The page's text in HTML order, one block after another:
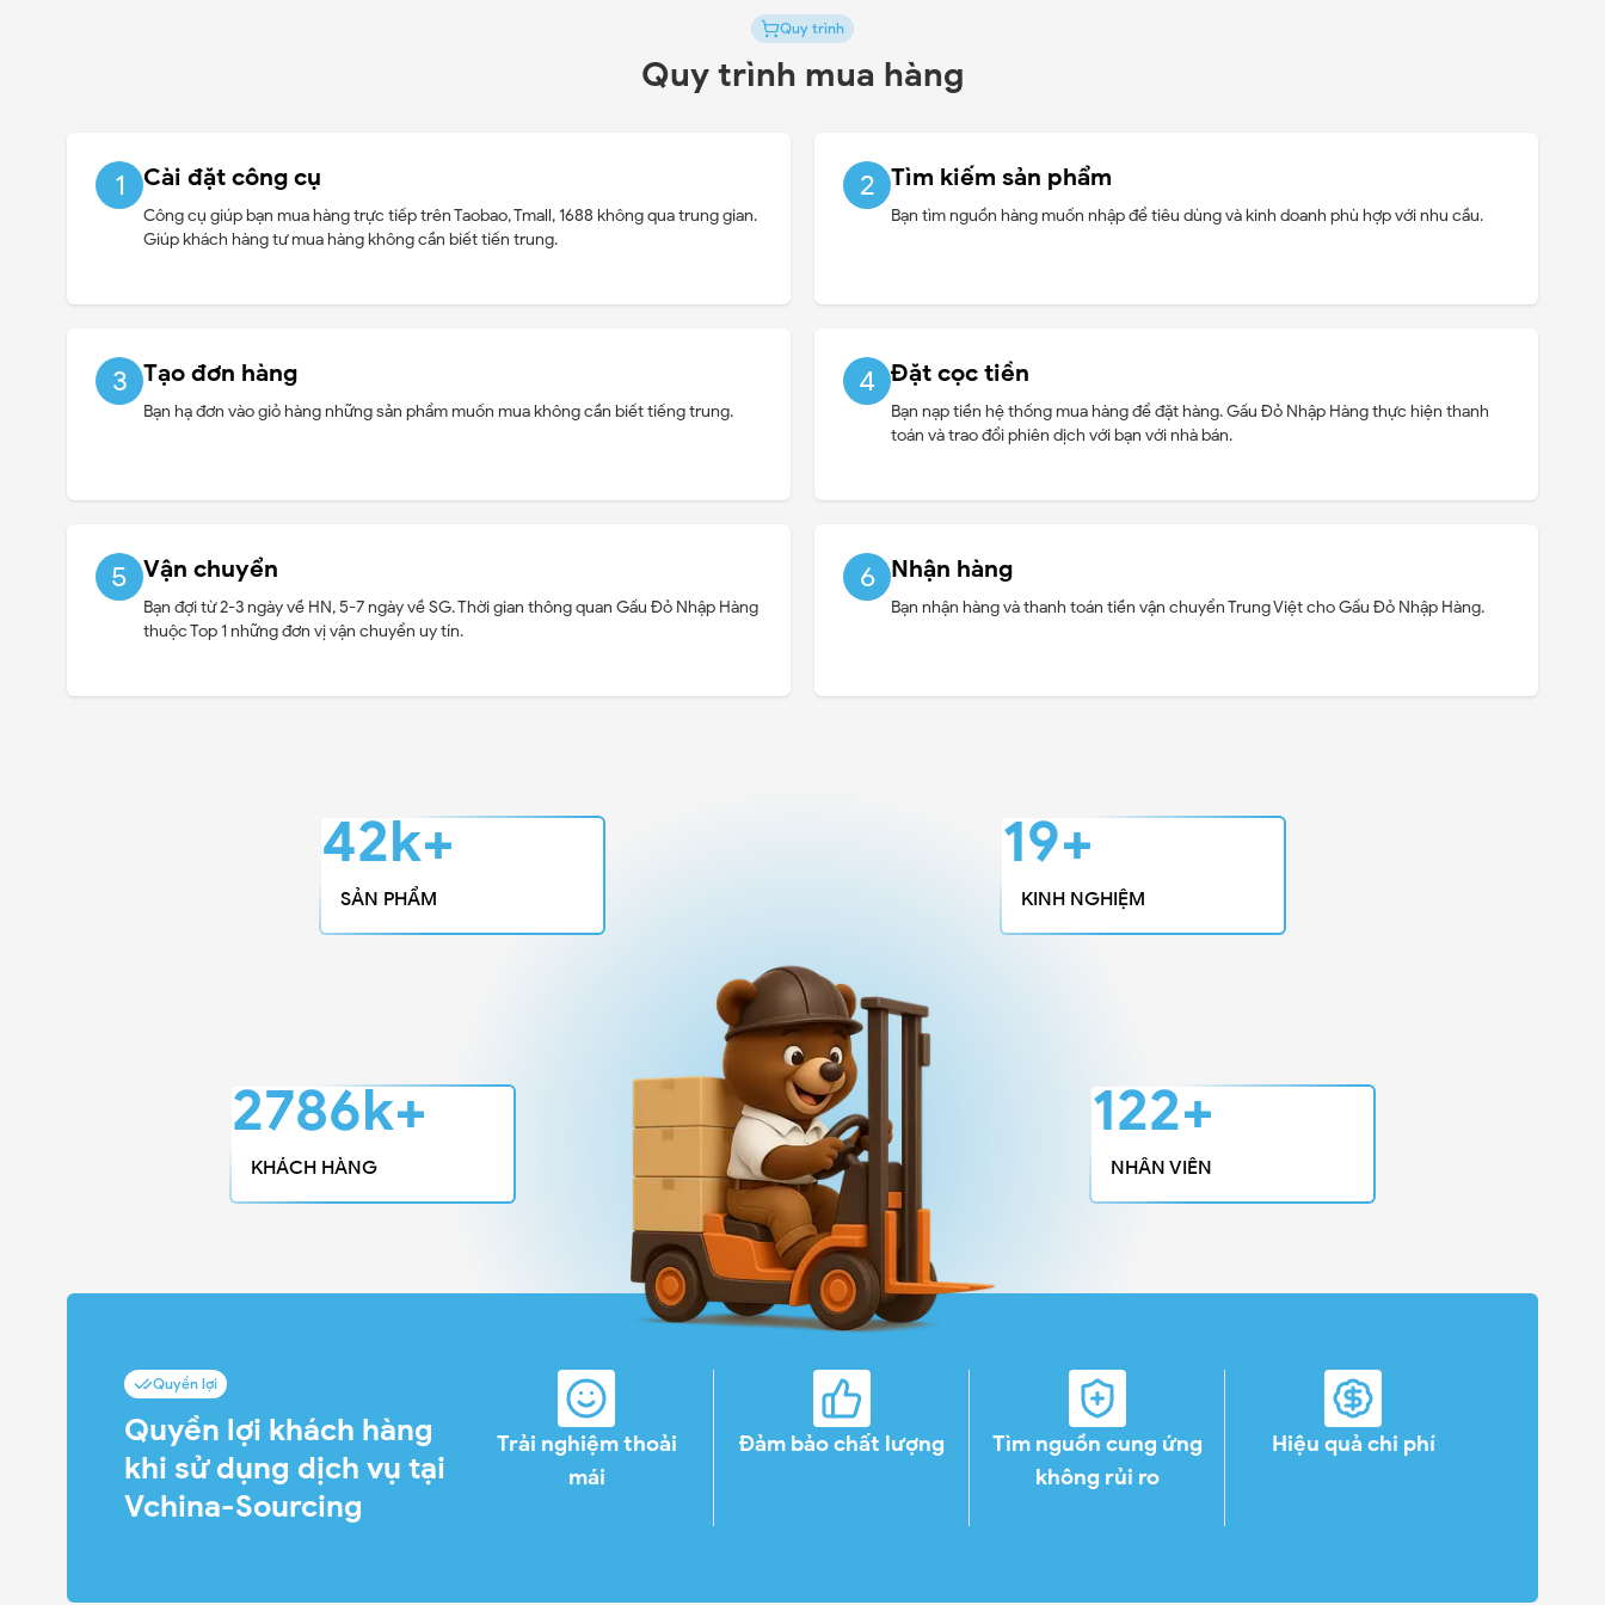
Quy trình
Quy trình mua hàng
1 Cài đặt công cụ
Công cụ giúp bạn mua hàng trực tiếp trên Taobao, Tmall, 1688 không qua trung gian.
Giúp khách hàng tư mua hàng không cần biết tiến trung.
2 Tìm kiếm sản phẩm
Bạn tìm nguồn hàng muốn nhập để tiêu dùng và kinh doanh phù hợp với nhu cầu.
3 Tạo đơn hàng
Bạn hạ đơn vào giỏ hàng những sản phẩm muốn mua không cần biết tiếng trung.
4 Đặt cọc tiền
Bạn nạp tiền hệ thống mua hàng để đặt hàng. Gấu Đỏ Nhập Hàng thực hiện thanh
toán và trao đổi phiên dịch với bạn với nhà bán.
5 Vận chuyển
Bạn đợi từ 2-3 ngày về HN, 5-7 ngày về SG. Thời gian thông quan Gấu Đỏ Nhập Hàng
thuộc Top 1 những đơn vị vận chuyển uy tín.
6 Nhận hàng
Bạn nhận hàng và thanh toán tiền vận chuyển Trung Việt cho Gấu Đỏ Nhập Hàng.
45k+
SẢN PHẨM
20+
KINH NGHIỆM
5407k+
KHÁCH HÀNG
129+
NHÂN VIÊN
Quyền lợi
Quyền lợi khách hàng
khi sử dụng dịch vụ tại
Vchina-Sourcing
Trải nghiệm thoải
mái
Đảm bảo chất lượng
Tìm nguồn cung ứng
không rủi ro
Hiệu quả chi phí